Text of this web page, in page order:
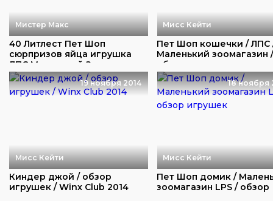
Мистер Макс
40 Литлест Пет Шоп
сюрпризов яйца игрушка
ЛПС Маленький Зоом...
Мисс Кейти
Пет Шоп кошечки / ЛПC
Маленький зоомагазин
обзор игрушек...
19 ноября 2014
Мисс Кейти
Киндер джой / обзор
игрушек / Winx Club 2014
18 ноября
Мисс Кейти
Пет Шоп домик /
зоомагазин LPS / обзор